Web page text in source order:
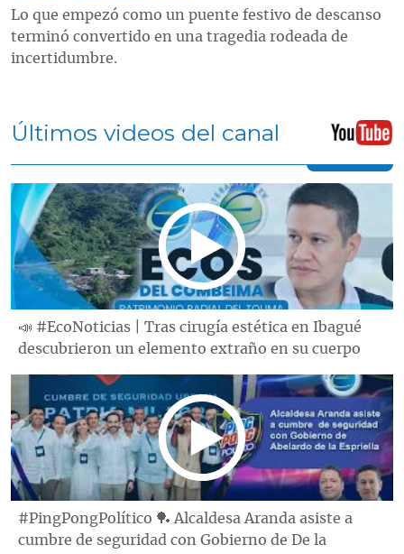
Lo que empezó como un puente festivo de descanso
terminó convertido en una tragedia rodeada de
incertidumbre.
Últimos videos del canal
📣 #EcoNoticias | Tras cirugía estética en Ibagué
descubrieron un elemento extraño en su cuerpo
#PingPongPolítico 🏓 Alcaldesa Aranda asiste a
cumbre de seguridad con Gobierno de De la